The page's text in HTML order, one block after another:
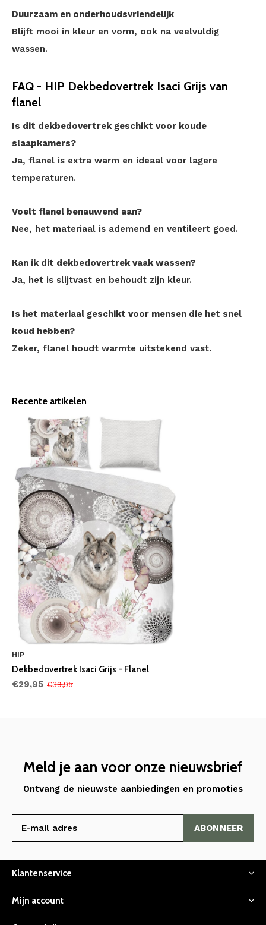
Duurzaam en onderhoudsvriendelijk
Blijft mooi in kleur en vorm, ook na veelvuldig
wassen.
FAQ - HIP Dekbedovertrek Isaci Grijs van
flanel
Is dit dekbedovertrek geschikt voor koude
slaapkamers?
Ja, flanel is extra warm en ideaal voor lagere
temperaturen.
Voelt flanel benauwend aan?
Nee, het materiaal is ademend en ventileert goed.
Kan ik dit dekbedovertrek vaak wassen?
Ja, het is slijtvast en behoudt zijn kleur.
Is het materiaal geschikt voor mensen die het snel
koud hebben?
Zeker, flanel houdt warmte uitstekend vast.
Recente artikelen
HIP
Dekbedovertrek Isaci Grijs - Flanel
€29,95 €39,95
Meld je aan voor onze nieuwsbrief
Ontvang de nieuwste aanbiedingen en promoties
ABONNEER
Klantenservice
Mijn account